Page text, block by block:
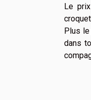
Le
Plus
dans